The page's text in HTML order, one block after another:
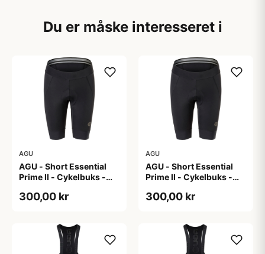
Du er måske interesseret i
AGU
AGU - Short Essential
Prime II - Cykelbuks -
300,00 kr
AGU
AGU - Short Essential
Prime II - Cykelbuks -
300,00 kr